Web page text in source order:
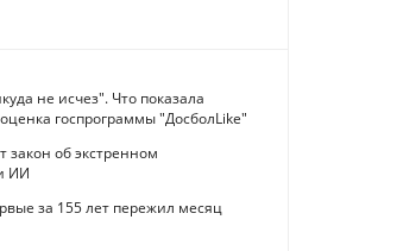
не исчез". Что показала
госпрограммы "ДосболLike"
закон об экстренном
ИИ
за 155 лет пережил месяц